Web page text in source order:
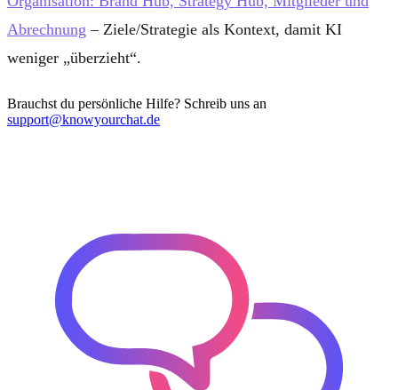
Abrechnung – Ziele/Strategie als Kontext, damit KI
weniger „überzieht“.
Brauchst du persönliche Hilfe? Schreib uns an
support@knowyourchat.de